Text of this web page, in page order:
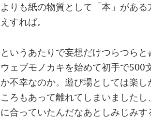
よりも紙の物質として「本」があ
えすれば。
というあたりで妄想だけつらつら
ウェブモノカキを始めて初手で500
か不幸なのか。遊び場としては楽
ころもあって離れてしまいました
に合っていたんだなあとしみじみす